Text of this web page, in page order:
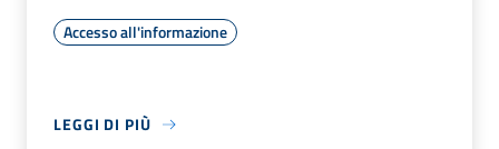
Accesso all'informazione
LEGGI DI PIÙ